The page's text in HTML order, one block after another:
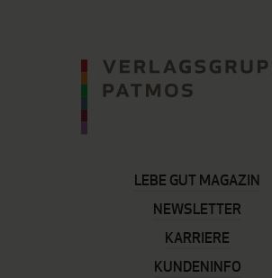
LEBE GUT MAGAZIN
NEWSLETTER
KARRIERE
KUNDENINFO